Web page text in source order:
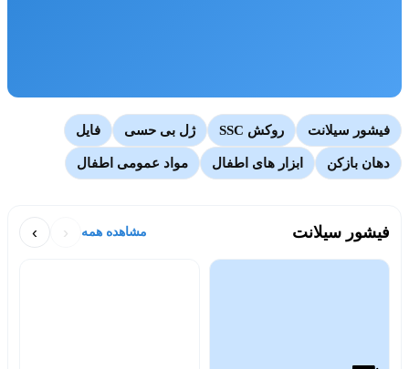
فیشور سیلانت روکش SSC ژل بی حسی فایل
دهان بازکن ابزار های اطفال مواد عمومی اطفال
فیشور سیلانت مشاهده همه ‹
›